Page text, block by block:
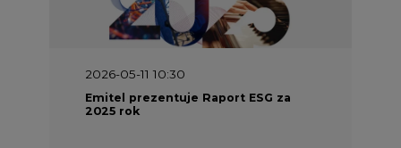
2026-05-11 10:30
Emitel prezentuje Raport ESG za
2025 rok